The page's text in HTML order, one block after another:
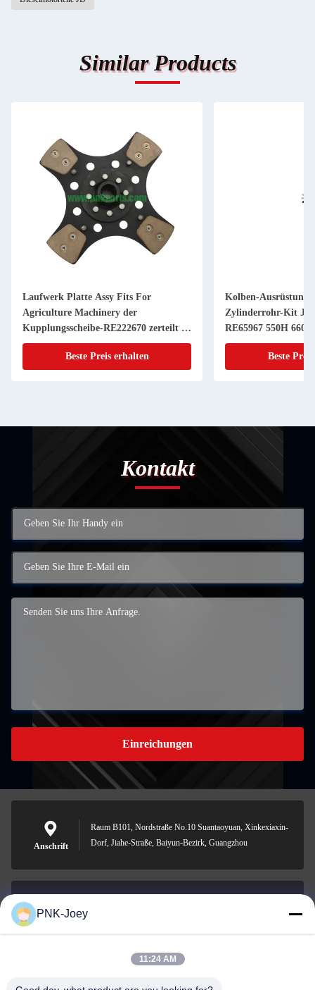
Similar Products
Laufwerk Platte Assy Fits For
Agriculture Machinery der
Kupplungsscheibe-RE222670 zerteilt 11
Zoll 20 KEIL
Beste Preis erhalten
Kolben-Ausrüstung
Zylinderrohr-Kit JDs
RE65967 550H 6603
Powerthch Turbo
Beste
Kontakt
Einreichungen
Anschrift
Raum B101, Nordstraße No.10 Suantaoyuan, Xinkexiaxin-
Dorf, Jiahe-Straße, Baiyun-Bezirk, Guangzhou
E-Mail-Adresse
PNK-Joey
11:24 AM